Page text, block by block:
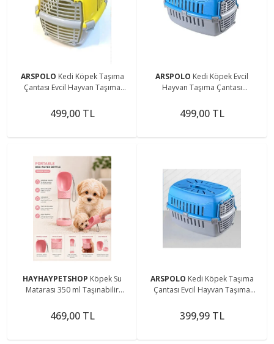
ARSPOLO Kedi Köpek Taşıma
Çantası Evcil Hayvan Taşıma
499,00 TL
ARSPOLO Kedi Köpek Evcil
Hayvan Taşıma Çantası
499,00 TL
HAYHAYPETSHOP Köpek Su
Matarası 350 ml Taşınabilir
Kedi Köpek Suluk
469,00 TL
ARSPOLO Kedi Köpek Taşıma
Çantası Evcil Hayvan Taşıma
399,99 TL